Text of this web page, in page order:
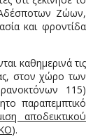
Ζώων,
και φροντίδα
καθημερινά τις
στον χώρο των
115)
παραπεμπτικό
αποδεικτικού
).